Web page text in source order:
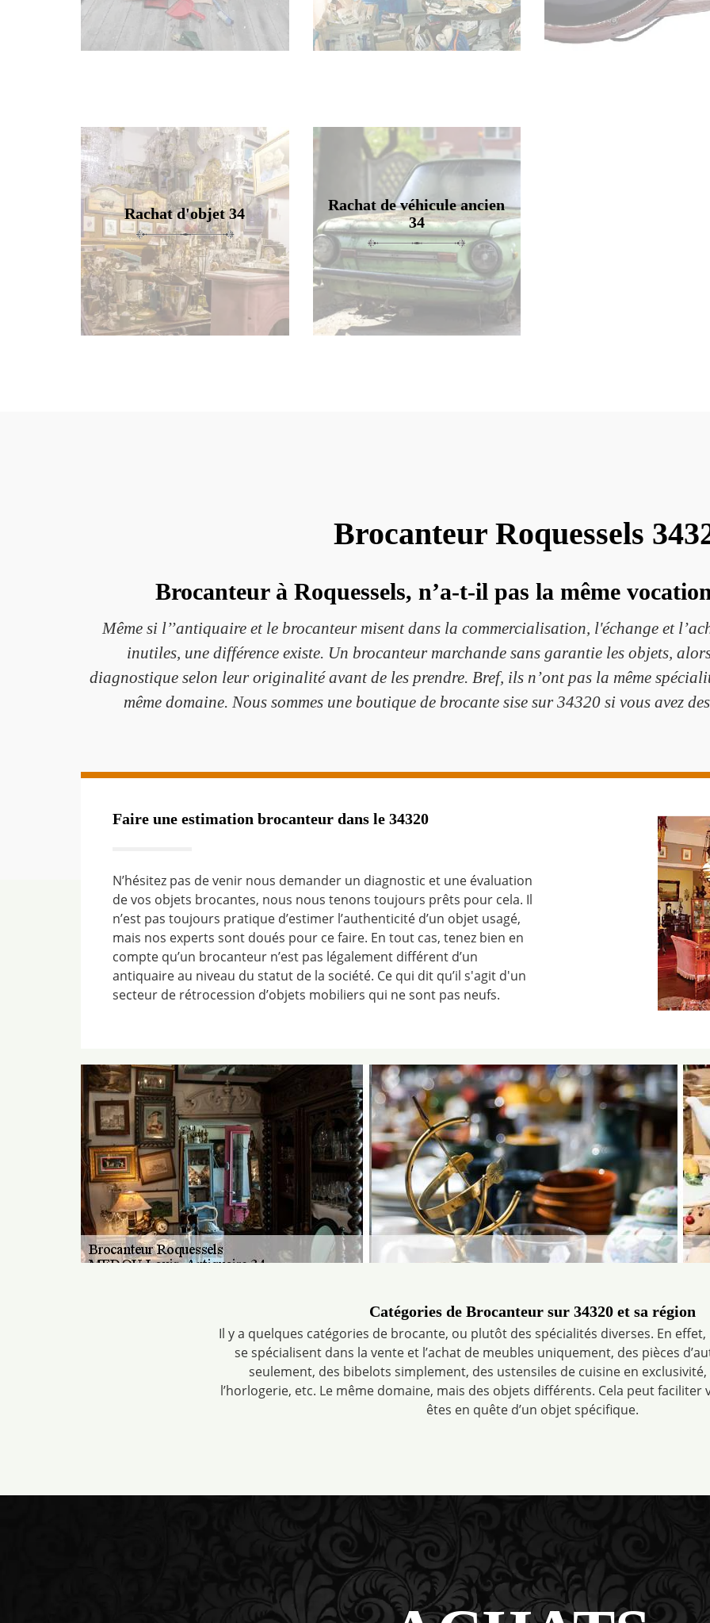
Rachat d'objet 34
Rachat de véhicule ancien
34
Brocanteur Roquessels
Brocanteur à Roquessels, n’a-t-il pas la même
Même si l’’antiquaire et le brocanteur misent dans la commercialisation, l'échange et
inutiles, une différence existe. Un brocanteur marchande sans garantie les objets,
diagnostique selon leur originalité avant de les prendre. Bref, ils n’ont pas la même
même domaine. Nous sommes une boutique de brocante sise sur 34320 si vous avez
Faire une estimation brocanteur dans le 34320
N’hésitez pas de venir nous demander un diagnostic et une évaluation
de vos objets brocantes, nous nous tenons toujours prêts pour cela. Il
n’est pas toujours pratique d’estimer l’authenticité d’un objet usagé,
mais nos experts sont doués pour ce faire. En tout cas, tenez bien en
compte qu’un brocanteur n’est pas légalement différent d’un
antiquaire au niveau du statut de la société. Ce qui dit qu’il s'agit d'un
secteur de rétrocession d’objets mobiliers qui ne sont pas neufs.
Catégories de Brocanteur sur 34320 et sa région
Il y a quelques catégories de brocante, ou plutôt des spécialités diverses. En
se spécialisent dans la vente et l’achat de meubles uniquement, des pièces
seulement, des bibelots simplement, des ustensiles de cuisine en
l’horlogerie, etc. Le même domaine, mais des objets différents. Cela peut faciliter
êtes en quête d’un objet spécifique.